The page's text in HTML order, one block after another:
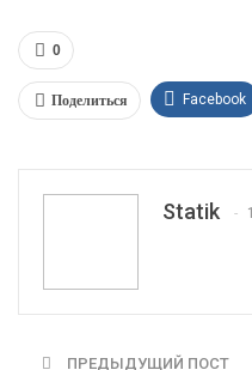
0
Поделиться Facebook
Statik
ПРЕДЫДУЩИЙ ПОСТ